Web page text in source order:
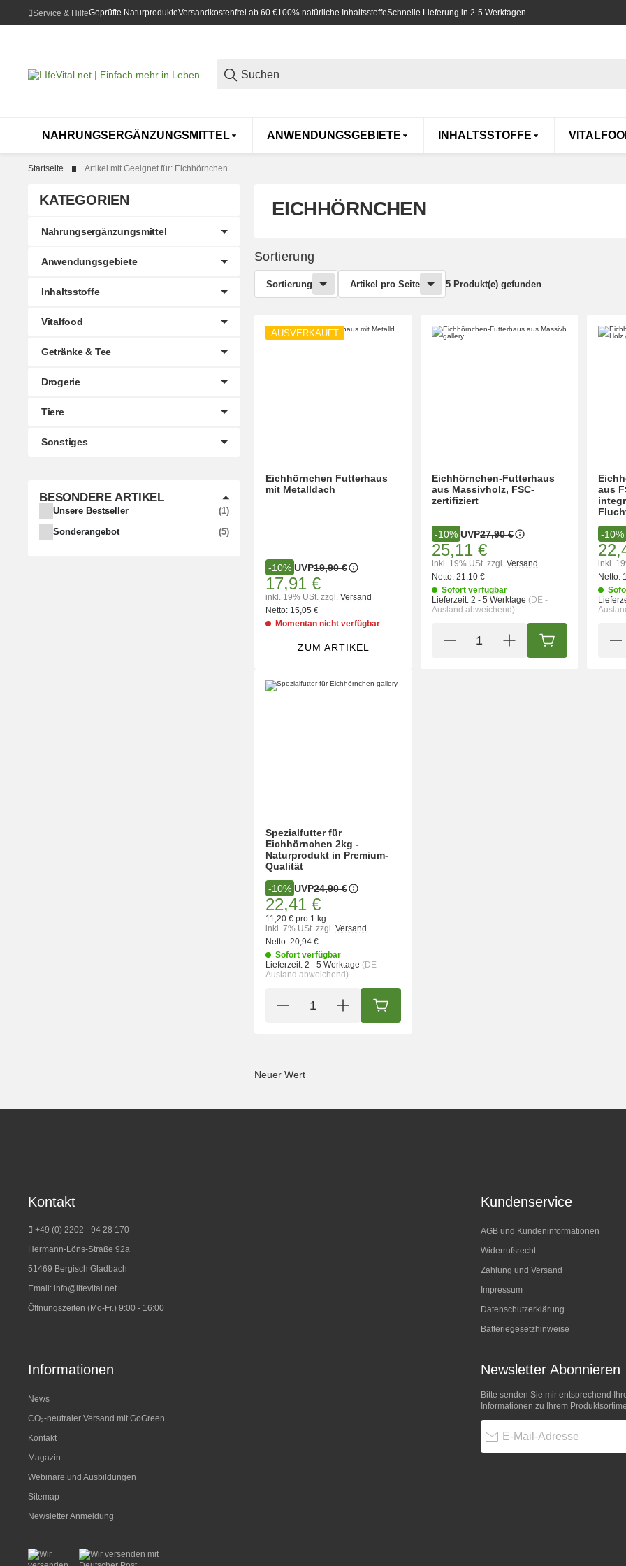
Service & HilfeGeprüfte NaturprodukteVersandkostenfrei ab 60 €100% natürliche InhaltsstoffeSchnelle Lieferung in 2-5 Werktagen
NAHRUNGSERGÄNZUNGSMITTEL ANWENDUNGSGEBIETE INHALTSSTOFFE
Startseite Artikel mit Geeignet für: Eichhörnchen
EICHHÖRNCHEN
Sortierung
Sortierung Artikel pro Seite 5 Produkt(e) gefunden
AUSVERKAUFT
Eichhörnchen Futterhaus
mit Metalldach
-10% UVP19,90 €
17,91 €
inkl. 19% USt. zzgl. Versand
Netto: 15,05 €
Momentan nicht verfügbar
ZUM ARTIKEL
Eichhörnchen-Futterhaus
aus Massivholz, FSC-
zertifiziert
-10% UVP27,90 €
25,11 €
inkl. 19% USt. zzgl. Versand
Netto: 21,10 €
Sofort verfügbar
Lieferzeit: 2 - 5 Werktage (DE -
Ausland abweichend)
IN DEN
aus
-10%
inkl.
Netto:
Spezialfutter für
Eichhörnchen 2kg -
Naturprodukt in Premium-
Qualität
-10% UVP24,90 €
22,41 €
11,20 € pro 1 kg
inkl. 7% USt. zzgl. Versand
Netto: 20,94 €
Sofort verfügbar
Lieferzeit: 2 - 5 Werktage (DE -
Ausland abweichend)
IN DEN WARENKORB
Neuer Wert
KATEGORIEN
Nahrungsergänzungsmittel
Anwendungsgebiete
Inhaltsstoffe
Vitalfood
Getränke & Tee
Drogerie
Tiere
Sonstiges
BESONDERE ARTIKEL
Unsere Bestseller 1
ARTIKEL GEFUNDEN
Sonderangebot 5
ARTIKEL GEFUNDEN
Kontakt
+49 (0) 2202 - 94 28 170
Hermann-Löns-Straße 92a
51469 Bergisch Gladbach
Email: info@lifevital.net
Öffnungszeiten (Mo-Fr.) 9:00 - 16:00
Kundenservice
AGB und Kundeninformationen
Widerrufsrecht
Zahlung und Versand
Impressum
Datenschutzerklärung
Batteriegesetzhinweise
Informationen
News
CO₂-neutraler Versand mit GoGreen
Kontakt
Magazin
Webinare und Ausbildungen
Sitemap
Newsletter Anmeldung
Newsletter Abonnieren
Bitte senden Sie mir entsprechend
Informationen zu Ihrem